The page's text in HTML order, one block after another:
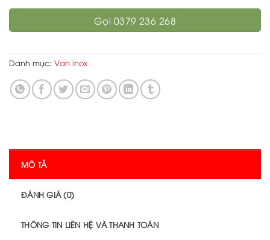
Gọi 0379 236 268
Danh mục: Van inox
MÔ TẢ
ĐÁNH GIÁ (0)
THÔNG TIN LIÊN HỆ VÀ THANH TOÁN